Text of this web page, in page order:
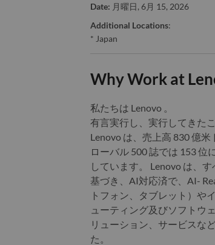
Date: 月曜日, 6月 15, 2026
Additional Locations:
* Japan
Why Work at
私たちは Lenovo 。
有言実行し、実行してきた
Lenovo は、売上高 830 億
ローバル 500 誌では 153
しています。 Lenovo は、
基づき、AI対応済で、AI-
トフォン、タブレット）や
ューティング及びソフトウ
リューション、サービスな
た。